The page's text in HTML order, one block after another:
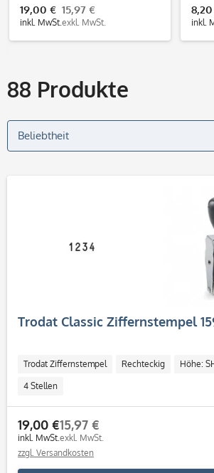
19,00 €
inkl. MwSt.
15,97 €
exkl. MwSt. inkl.
88 Produkte
Trodat Classic Ziffernstempel
Trodat Ziffernstempel Rechteckig Höhe:
4 Stellen
19,00 €
inkl. MwSt.
15,97 €
exkl. MwSt.
zzgl. Versandkosten